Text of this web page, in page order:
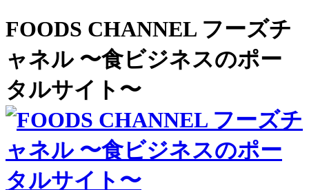
FOODS CHANNEL フーズチ
ャネル 〜食ビジネスのポー
タルサイト〜